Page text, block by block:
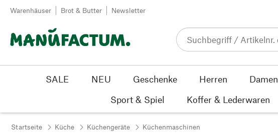
Zum Inhalt springen
Warenhäuser Brot & Butter Newsletter
SALE NEU Geschenke Herren Damen
Sport & Spiel
Koffer & Lederwaren
Startseite Küche Küchengeräte Küchenmaschinen